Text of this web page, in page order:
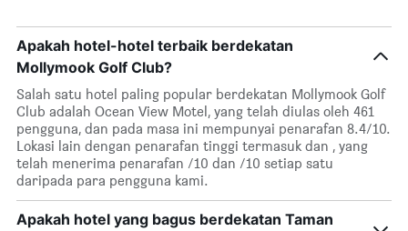
Apakah hotel-hotel terbaik berdekatan
Mollymook Golf Club?
Salah satu hotel paling popular berdekatan Mollymook Golf
Club adalah Ocean View Motel, yang telah diulas oleh 461
pengguna, dan pada masa ini mempunyai penarafan 8.4/10.
Lokasi lain dengan penarafan tinggi termasuk dan , yang
telah menerima penarafan /10 dan /10 setiap satu
daripada para pengguna kami.
Apakah hotel yang bagus berdekatan Taman